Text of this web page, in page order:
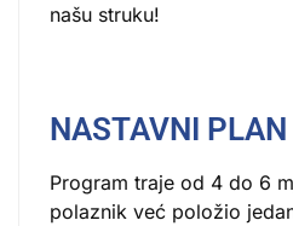
našu struku!
NASTAVNI
Program traje od 4 do 6
polaznik već položio